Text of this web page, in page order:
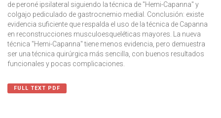
de peroné ipsilateral siguiendo la técnica de "Hemi-Capanna" y
colgajo pediculado de gastrocnemio medial. Conclusión: existe
evidencia suficiente que respalda el uso de la técnica de Capanna
en reconstrucciones musculoesqueléticas mayores. La nueva
técnica "Hemi-Capanna" tiene menos evidencia, pero demuestra
ser una técnica quirúrgica más sencilla, con buenos resultados
funcionales y pocas complicaciones.
FULL TEXT PDF